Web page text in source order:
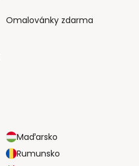
Maďarsko
Rumunsko
Omalovánky zdarma